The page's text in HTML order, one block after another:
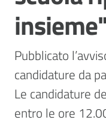
Menu selezionato
Vivere
Modena
Pubblicato
candidature da
Le candidature
entro le ore